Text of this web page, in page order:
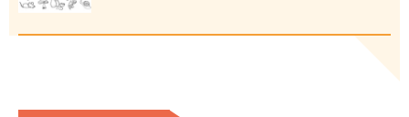
Łódź
Trójmiasto
Południe